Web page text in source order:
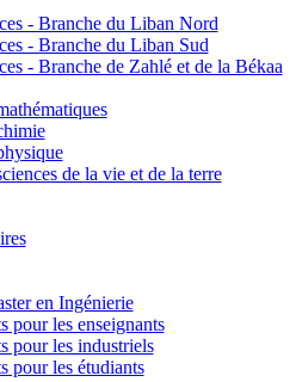
- Branche du Liban Nord
- Branche du Liban Sud
- Branche de Zahlé et de la Békaa
de la vie et de la terre
en Ingénierie
pour les enseignants
pour les industriels
pour les étudiants